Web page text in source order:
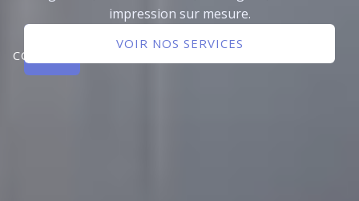
impression sur mesure.
CONTACTER
VOIR NOS SERVICES